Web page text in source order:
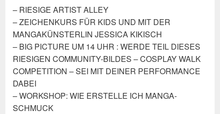
– RIESIGE ARTIST ALLEY
– ZEICHENKURS FÜR KIDS UND MIT DER
MANGAKÜNSTERLIN JESSICA KIKISCH
– BIG PICTURE UM 14 UHR : WERDE TEIL DIESES
RIESIGEN COMMUNITY-BILDES – COSPLAY WALK
COMPETITION – SEI MIT DEINER PERFORMANCE
DABEI
– WORKSHOP: WIE ERSTELLE ICH MANGA-
SCHMUCK